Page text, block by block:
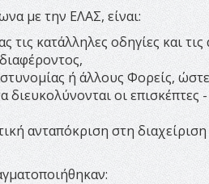
με την ΕΛΑΣ, είναι:
κατάλληλες οδηγίες και τις
ή άλλους Φορείς,
οι
ανταπόκριση στη